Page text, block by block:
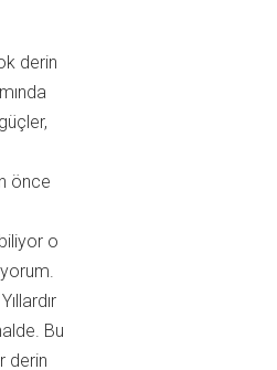
derin
önce
o
Bu
derin